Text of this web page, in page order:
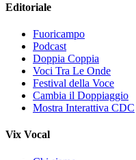
Editoriale
Fuoricampo
Podcast
Doppia Coppia
Voci Tra Le Onde
Festival della Voce
Cambia il Doppiaggio
Mostra Interattiva CDC
Vix Vocal